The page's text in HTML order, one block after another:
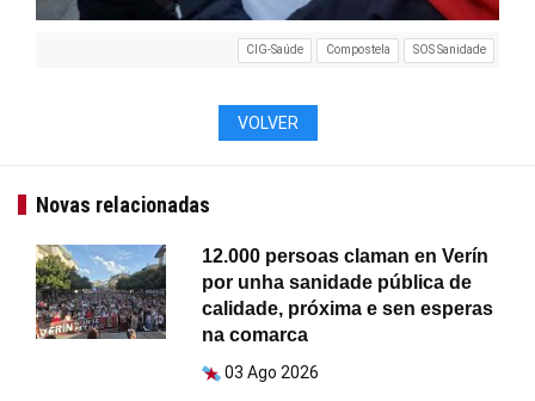
CIG-Saúde Compostela SOS Sanidade
VOLVER
Novas relacionadas
12.000 persoas claman en Verín
por unha sanidade pública de
calidade, próxima e sen esperas
na comarca
03 Ago 2026